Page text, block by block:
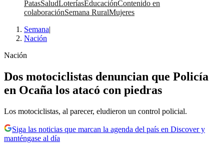
PatasSaludLoteríasEducaciónContenido en
colaboraciónSemana RuralMujeres
Semana|
Nación
Nación
Dos motociclistas denuncian que Policía
en Ocaña los atacó con piedras
Los motociclistas, al parecer, eludieron un control policial.
Siga las noticias que marcan la agenda del país en Discover y
manténgase al día